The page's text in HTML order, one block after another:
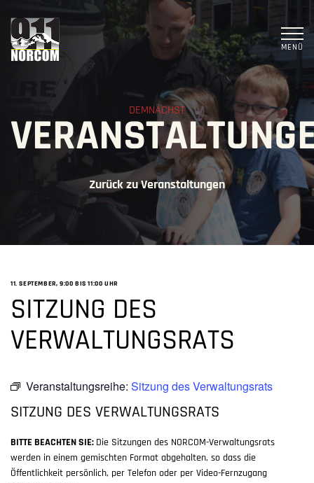
MENÜ
DEMNÄCHST
Zurück zu Veranstaltungen
11. SEPTEMBER, 9:00 BIS11:00 UHR
SITZUNG DES
VERWALTUNGSRATS
Veranstaltungsreihe: Sitzung des Verwaltungsrats
SITZUNG DES VERWALTUNGSRATS
BITTE BEACHTEN SIE: Die Sitzungen des NORCOM-Verwaltungsrats
werden in einem gemischten Format abgehalten, so dass die
Öffentlichkeit persönlich, per Telefon oder per Video-Fernzugang